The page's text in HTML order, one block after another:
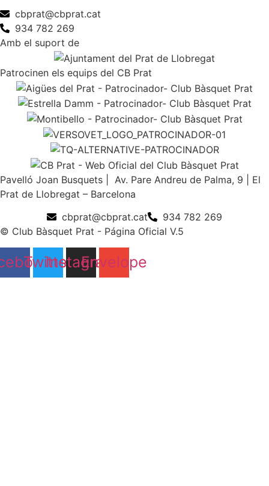
cbprat@cbprat.cat
934 782 269
Amb el suport de
Patrocinen els equips del CB Prat
Pavelló Joan Busquets | Av. Pare Andreu de Palma, 9 | El
Prat de Llobregat – Barcelona
cbprat@cbprat.cat
934 782 269
© Club Bàsquet Prat - Página Oficial V.5
Twitter
Instagram
Envelope